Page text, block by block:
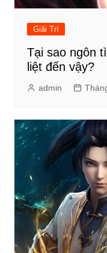
Giải Trí
Tại sao ngôn
liệt đến vậy?
admin